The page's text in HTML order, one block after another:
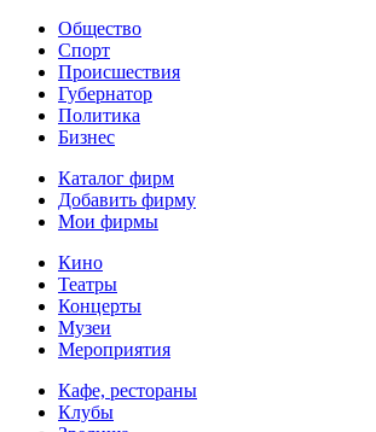
Общество
Спорт
Происшествия
Губернатор
Политика
Бизнес
Каталог фирм
Добавить фирму
Мои фирмы
Кино
Театры
Концерты
Музеи
Мероприятия
Кафе, рестораны
Клубы